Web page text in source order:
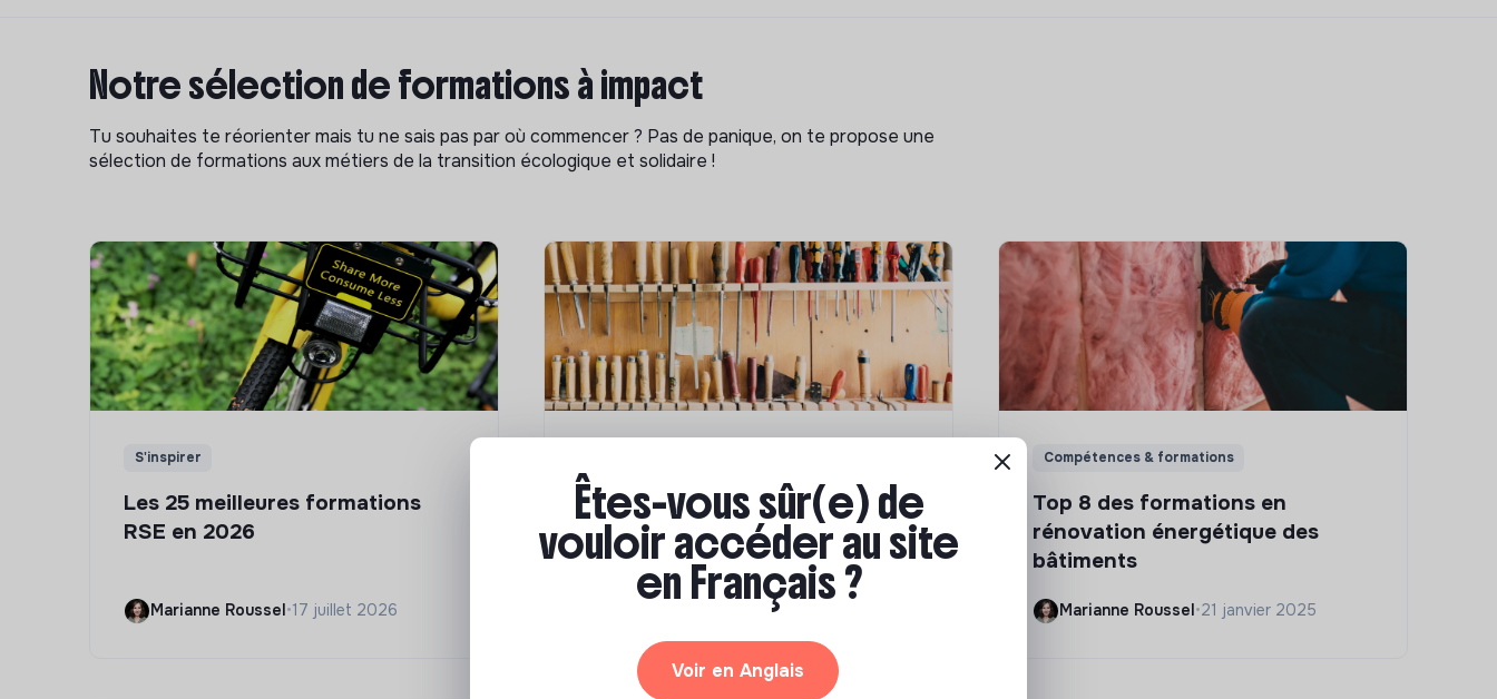
Notre sélection de formations à impact
Tu souhaites te réorienter mais tu ne sais pas par où commencer ? Pas de panique, on te propose une
sélection de formations aux métiers de la transition écologique et solidaire !
S'inspirer
Les 25 meilleures formations
RSE en 2026
Marianne Roussel•17 juillet 2026
Comment se former à la
transition écologique ?
09 janvier 2024
Compétences & formations
Top 8 des formations en
rénovation énergétique des
bâtiments
Marianne Roussel•21 janvier 2025
Êtes-vous sûr(e) de
vouloir accéder au site
en Français ?
Voir en Anglais